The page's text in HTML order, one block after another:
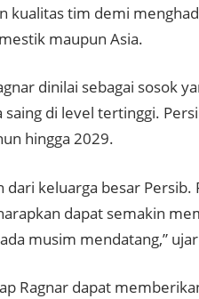
kualitas tim demi
maupun Asia.
dinilai sebagai sosok
di level tertinggi.
hingga 2029.
keluarga besar Persib.
dapat semakin
musim mendatang,”
Ragnar dapat